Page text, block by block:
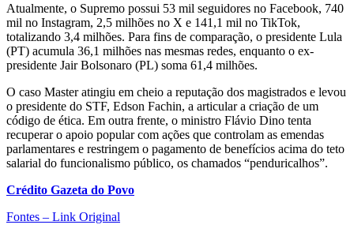
Atualmente, o Supremo possui 53 mil seguidores no Facebook, 740
mil no Instagram, 2,5 milhões no X e 141,1 mil no TikTok,
totalizando 3,4 milhões. Para fins de comparação, o presidente Lula
(PT) acumula 36,1 milhões nas mesmas redes, enquanto o ex-
presidente Jair Bolsonaro (PL) soma 61,4 milhões.
O caso Master atingiu em cheio a reputação dos magistrados e levou
o presidente do STF, Edson Fachin, a articular a criação de um
código de ética. Em outra frente, o ministro Flávio Dino tenta
recuperar o apoio popular com ações que controlam as emendas
parlamentares e restringem o pagamento de benefícios acima do teto
salarial do funcionalismo público, os chamados “penduricalhos”.
Crédito Gazeta do Povo
Fontes – Link Original